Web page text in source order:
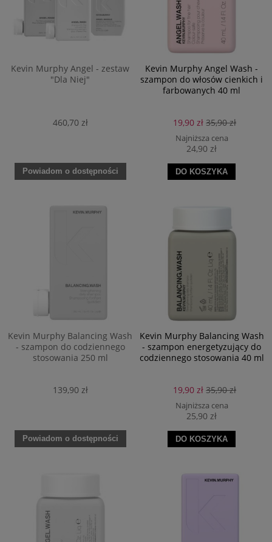
Kevin Murphy Angel - zestaw
"Dla Niej"
460,70 zł
Powiadom o dostępności
Kevin Murphy Angel Wash -
szampon do włosów cienkich i
farbowanych 40 ml
19,90 zł 35,90 zł
Najniższa cena
24,90 zł
DO KOSZYKA
Kevin Murphy Balancing Wash
- szampon do codziennego
stosowania 250 ml
139,90 zł
Powiadom o dostępności
Kevin Murphy Balancing Wash
- szampon energetyzujący do
codziennego stosowania 40 ml
19,90 zł 35,90 zł
Najniższa cena
25,90 zł
DO KOSZYKA